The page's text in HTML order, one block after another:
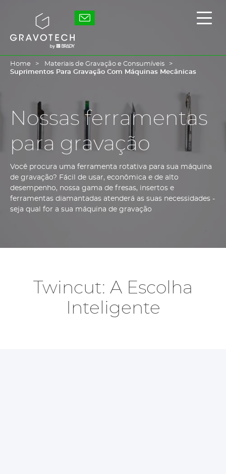
Gravotech
Exibir
Home
Materiais de Gravação e Consumíveis
Suprimentos Para Gravação Com Máquinas Mecânicas
Nossas ferramentas
para gravação
Você procura uma ferramenta rotativa para sua máquina
de gravação? Fácil de usar, econômica e de alto
desempenho, nossa gama de fresas, insertos e
ferramentas diamantadas atenderá as suas necessidades -
seja qual for a sua máquina de gravação
Twincut: A Escolha
Inteligente